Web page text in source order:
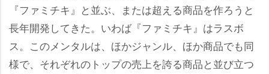
『ファミチキ』と並ぶ、または超える商品を作ろうと
長年開発してきた。いわば『ファミチキ』はラスボ
ス。このメンタルは、ほかジャンル、ほか商品でも同
様で、それぞれのトップの売上を誇る商品と並び立つ